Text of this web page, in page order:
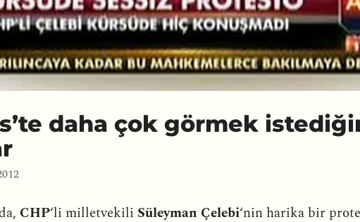
daha çok görmek
CHP‘li milletvekili Süleyman Çelebi‘nin harika bir